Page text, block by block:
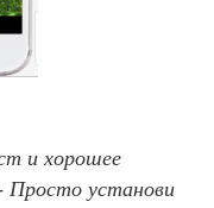
и хорошее
Просто установи